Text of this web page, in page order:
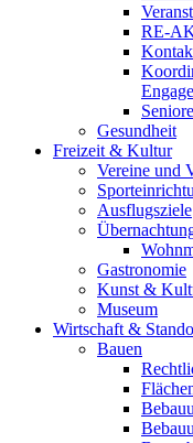
RE-
Gesundheit
Freizeit & Kultur
Vereine und
Ausflugsziele
Gastronomie
Kunst &
Museum
Wirtschaft &
Bauen